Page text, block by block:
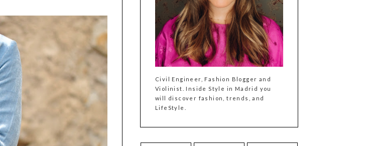
Civil Engineer, Fashion Blogger and
Violinist. Inside Style in Madrid you
will discover fashion, trends, and
LifeStyle.